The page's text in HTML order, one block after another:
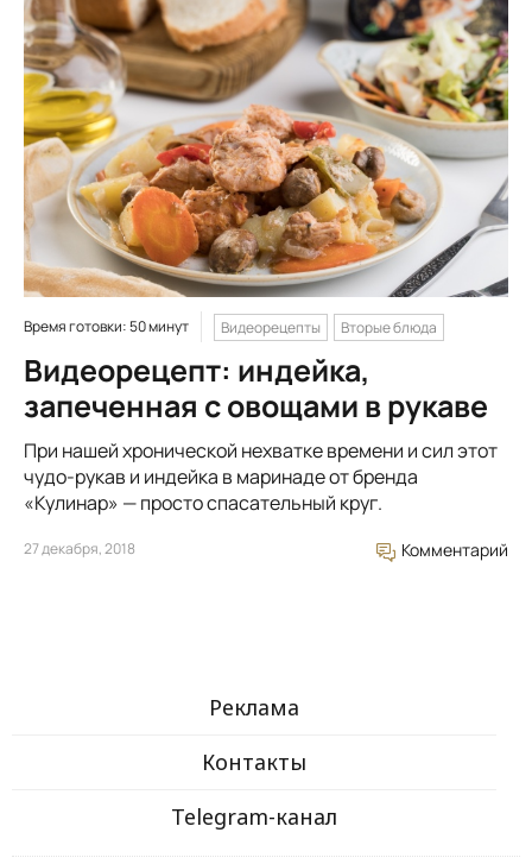
Время готовки: 50 минут Видеорецепты Вторые блюда
Видеорецепт: индейка,
запеченная с овощами в рукаве
При нашей хронической нехватке времени и сил этот
чудо-рукав и индейка в маринаде от бренда
«Кулинар» — просто спасательный круг.
27 декабря, 2018 Комментарий
Реклама
Контакты
Telegram-канал